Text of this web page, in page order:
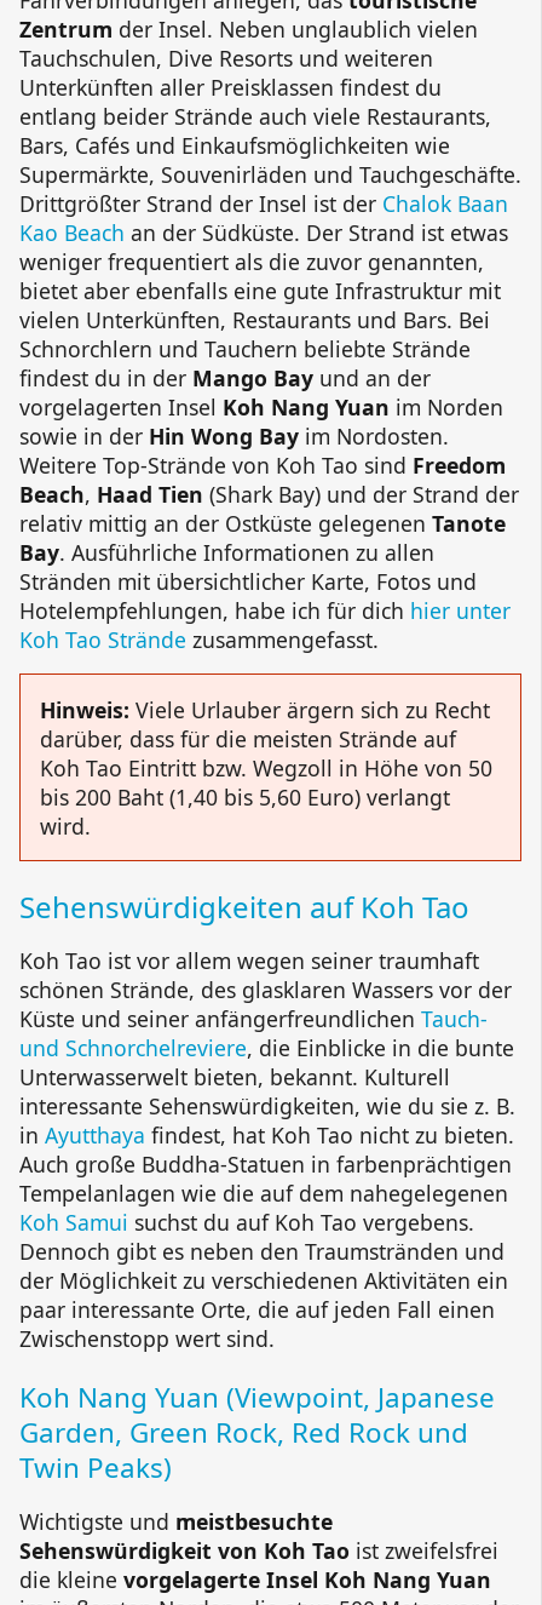
Zentrum der Insel. Neben unglaublich vielen
Tauchschulen, Dive Resorts und weiteren
Unterkünften aller Preisklassen findest du
entlang beider Strände auch viele Restaurants,
Bars, Cafés und Einkaufsmöglichkeiten wie
Supermärkte, Souvenirläden und Tauchgeschäfte.
Drittgrößter Strand der Insel ist der Chalok Baan
Kao Beach an der Südküste. Der Strand ist etwas
weniger frequentiert als die zuvor genannten,
bietet aber ebenfalls eine gute Infrastruktur mit
vielen Unterkünften, Restaurants und Bars. Bei
Schnorchlern und Tauchern beliebte Strände
findest du in der Mango Bay und an der
vorgelagerten Insel Koh Nang Yuan im Norden
sowie in der Hin Wong Bay im Nordosten.
Weitere Top-Strände von Koh Tao sind Freedom
Beach, Haad Tien (Shark Bay) und der Strand der
relativ mittig an der Ostküste gelegenen Tanote
Bay. Ausführliche Informationen zu allen
Stränden mit übersichtlicher Karte, Fotos und
Hotelempfehlungen, habe ich für dich hier unter
Koh Tao Strände zusammengefasst.
Hinweis: Viele Urlauber ärgern sich zu Recht
darüber, dass für die meisten Strände auf
Koh Tao Eintritt bzw. Wegzoll in Höhe von 50
bis 200 Baht (1,40 bis 5,60 Euro) verlangt
wird.
Sehenswürdigkeiten auf Koh Tao
Koh Tao ist vor allem wegen seiner traumhaft
schönen Strände, des glasklaren Wassers vor der
Küste und seiner anfängerfreundlichen Tauch-
und Schnorchelreviere, die Einblicke in die bunte
Unterwasserwelt bieten, bekannt. Kulturell
interessante Sehenswürdigkeiten, wie du sie z. B.
in Ayutthaya findest, hat Koh Tao nicht zu bieten.
Auch große Buddha-Statuen in farbenprächtigen
Tempelanlagen wie die auf dem nahegelegenen
Koh Samui suchst du auf Koh Tao vergebens.
Dennoch gibt es neben den Traumstränden und
der Möglichkeit zu verschiedenen Aktivitäten ein
paar interessante Orte, die auf jeden Fall einen
Zwischenstopp wert sind.
Koh Nang Yuan (Viewpoint, Japanese
Garden, Green Rock, Red Rock und
Twin Peaks)
Wichtigste und meistbesuchte
Sehenswürdigkeit von Koh Tao ist zweifelsfrei
die kleine vorgelagerte Insel Koh Nang Yuan